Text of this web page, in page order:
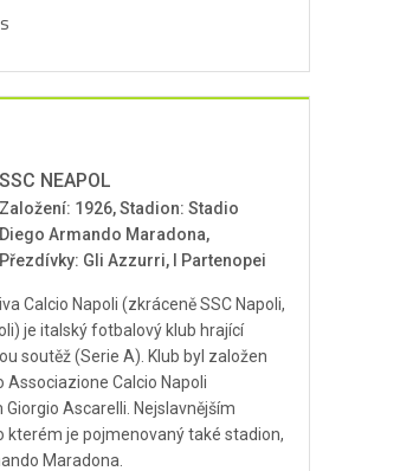
SSC NEAPOL
Založení: 1926, Stadion: Stadio
Diego Armando Maradona,
Přezdívky: Gli Azzurri, I Partenopei
Calcio Napoli (zkráceně SSC Napoli,
je italský fotbalový klub hrající
soutěž (Serie A). Klub byl založen
Associazione Calcio Napoli
Ascarelli. Nejslavnějším
kterém je pojmenovaný také stadion,
Maradona.